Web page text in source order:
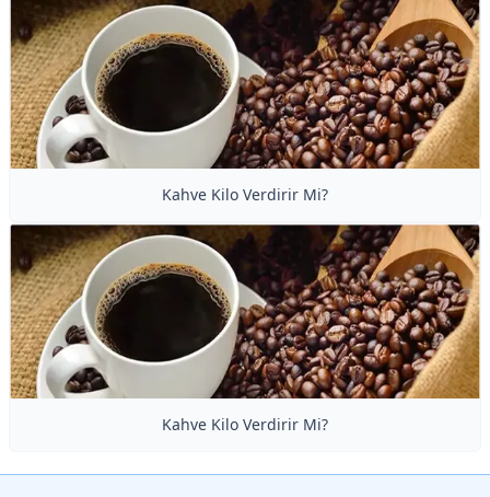
Kahve Kilo Verdirir Mi?
Kahve Kilo Verdirir Mi?